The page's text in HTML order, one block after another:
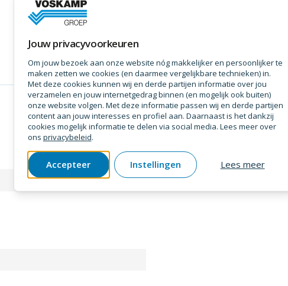
Jouw privacyvoorkeuren
Om jouw bezoek aan onze website nóg makkelijker en persoonlijker te
maken zetten we cookies (en daarmee vergelijkbare technieken) in.
Met deze cookies kunnen wij en derde partijen informatie over jou
verzamelen en jouw internetgedrag binnen (en mogelijk ook buiten)
onze website volgen. Met deze informatie passen wij en derde partijen
content aan jouw interesses en profiel aan. Daarnaast is het dankzij
cookies mogelijk informatie te delen via social media. Lees meer over
ons privacybeleid.
Accepteer Instellingen Lees meer